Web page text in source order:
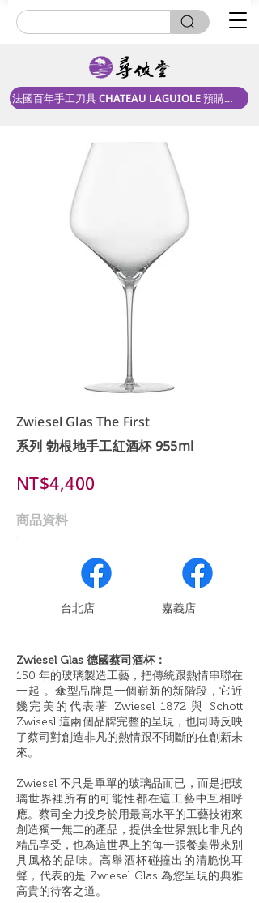
法國百年手工刀具 CHATEAU LAGUIOLE 預購中！
Zwiesel Glas The First
系列 勃根地手工紅酒杯 955ml
NT$4,400
商品資料
​台北店 嘉義店
Zwiesel Glas 德國蔡司酒杯：
150 年的玻璃製造工藝，把傳統跟熱情串聯在
一起 。傘型品牌是一個嶄新的新階段，它近
幾完美的代表著 Zwiesel 1872 與 Schott
Zwisesl 這兩個品牌完整的呈現，也同時反映
了蔡司對創造非凡的熱情跟不間斷的在創新未
來。
Zwiesel 不只是單單的玻璃品而已，而是把玻
璃世界裡所有的可能性都在這工藝中互相呼
應。蔡司全力投身於用最高水平的工藝技術來
創造獨一無二的產品，提供全世界無比非凡的
精品享受，也為這世界上的每一張餐桌帶來別
具風格的品味。高舉酒杯碰撞出的清脆悅耳
聲，代表的是 Zwiesel Glas 為您呈現的典雅
高貴的待客之道。